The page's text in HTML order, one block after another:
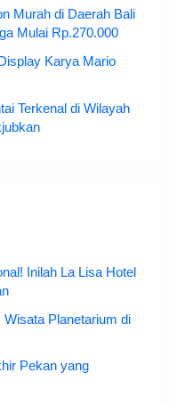
Murah di Daerah Bali
Mulai Rp.270.000
Karya Mario
Terkenal di Wilayah
Inilah La Lisa Hotel
Planetarium di
Pekan yang